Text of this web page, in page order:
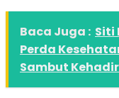
Baca Juga : Siti
Perda
Sambut